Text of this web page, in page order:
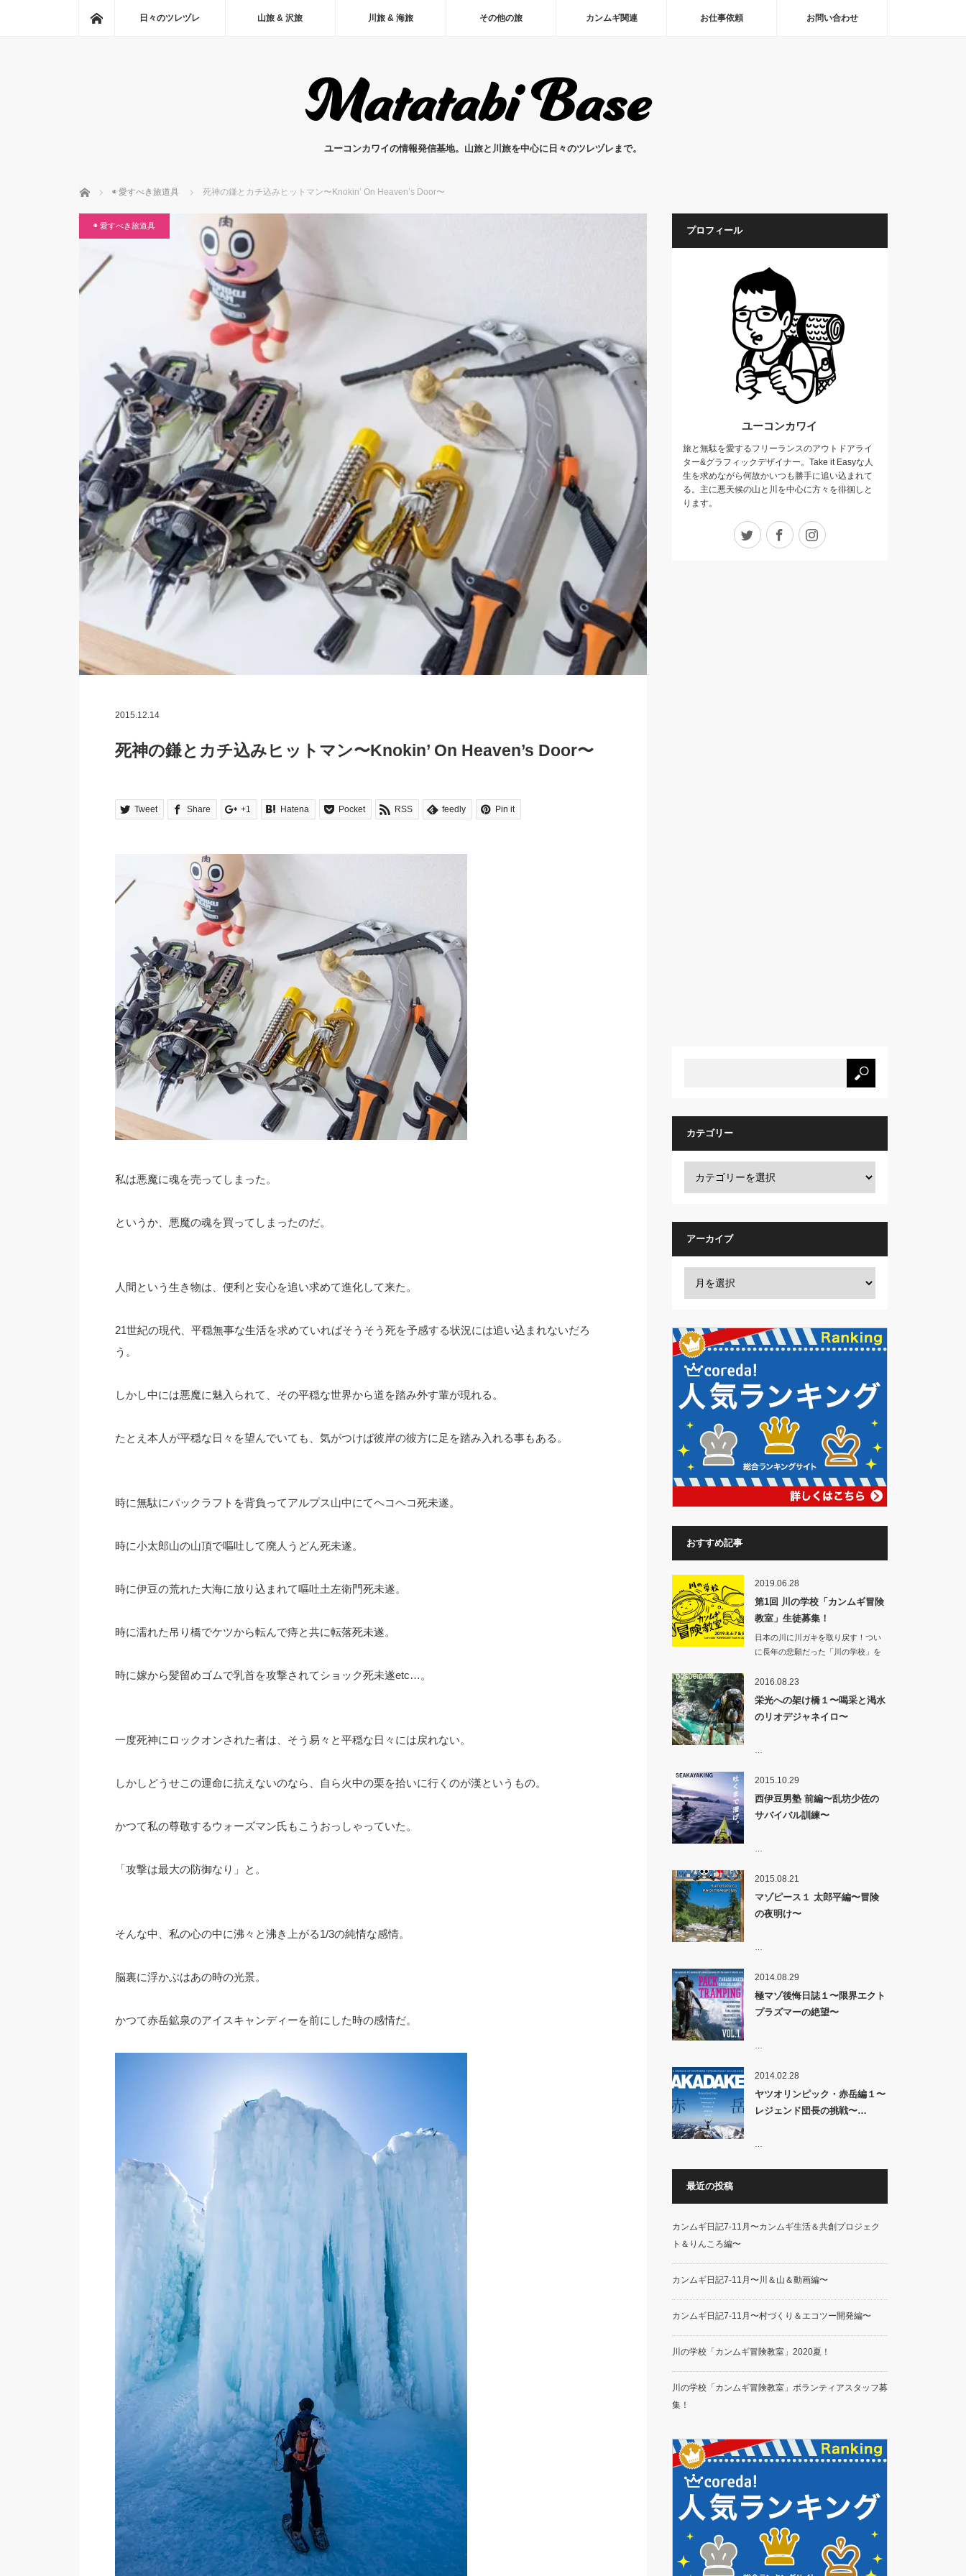
ホーム日々のツレヅレ 山旅 & 沢旅 川旅 & 海旅 その他の旅 カンムギ関連 お仕事依頼 お問い合わせ
ユーコンカワイの情報発信基地。山旅と川旅を中心に日々のツレヅレまで。
ホーム ◉ 愛すべき旅道具 死神の鎌とカチ込みヒットマン〜Knokin’ On Heaven’s Door〜
◉ 愛すべき旅道具
2015.12.14
死神の鎌とカチ込みヒットマン〜Knokin’ On Heaven’s Door〜
Tweet Share +1 Hatena Pocket RSS feedly Pin it
私は悪魔に魂を売ってしまった。
というか、悪魔の魂を買ってしまったのだ。
人間という生き物は、便利と安心を追い求めて進化して来た。
21世紀の現代、平穏無事な生活を求めていればそうそう死を予感する状況には追い込まれないだろ
う。
しかし中には悪魔に魅入られて、その平穏な世界から道を踏み外す輩が現れる。
たとえ本人が平穏な日々を望んでいても、気がつけば彼岸の彼方に足を踏み入れる事もある。
時に無駄にパックラフトを背負ってアルプス山中にてヘコヘコ死未遂。
時に小太郎山の山頂で嘔吐して廃人うどん死未遂。
時に伊豆の荒れた大海に放り込まれて嘔吐土左衛門死未遂。
時に濡れた吊り橋でケツから転んで痔と共に転落死未遂。
時に嫁から髪留めゴムで乳首を攻撃されてショック死未遂etc…。
一度死神にロックオンされた者は、そう易々と平穏な日々には戻れない。
しかしどうせこの運命に抗えないのなら、自ら火中の栗を拾いに行くのが漢というもの。
かつて私の尊敬するウォーズマン氏もこうおっしゃっていた。
「攻撃は最大の防御なり」と。
そんな中、私の心の中に沸々と沸き上がる1/3の純情な感情。
脳裏に浮かぶはあの時の光景。
かつて赤岳鉱泉のアイスキャンディーを前にした時の感情だ。
プロフィール
ユーコンカワイ
旅と無駄を愛するフリーランスのアウトドアライ
ター&グラフィックデザイナー。Take it Easyな人
生を求めながら何故かいつも勝手に追い込まれて
る。主に悪天候の山と川を中心に方々を徘徊しと
ります。
Twitter Facebook
カテゴリー
アーカイブ
おすすめ記事
2019.06.28
第1回 川の学校「カンムギ冒険
教室」生徒募集！
日本の川に川ガキを取り戻す！つい
に長年の悲願だった「川の学校」を
2016.08.23
栄光への架け橋１〜喝采と渇水
のリオデジャネイロ〜
2015.10.29
西伊豆男塾 前編〜乱坊少佐の
サバイバル訓練〜
2015.08.21
マゾピース１ 太郎平編〜冒険
の夜明け〜
2014.08.29
極マゾ後悔日誌１〜限界エクト
プラズマーの絶望〜
2014.02.28
ヤツオリンピック・赤岳編１〜
レジェンド団長の挑戦〜…
最近の投稿
カンムギ日記7-11月〜カンムギ生活＆共創プロジェク
ト＆りんころ編〜
カンムギ日記7-11月〜川＆山＆動画編〜
カンムギ日記7-11月〜村づくり＆エコツー開発編〜
川の学校「カンムギ冒険教室」2020夏！
川の学校「カンムギ冒険教室」ボランティアスタッフ募
集！